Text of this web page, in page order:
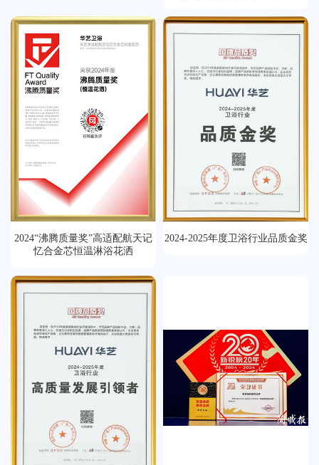
2024“沸腾质量奖”高适配航天记
忆合金芯恒温淋浴花洒
2024-2025年度卫浴行业品质金奖